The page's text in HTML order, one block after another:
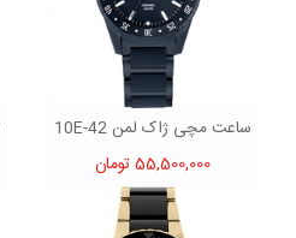
ساعت مچی ژاک لمن 42-10E
55,500,000 تومان